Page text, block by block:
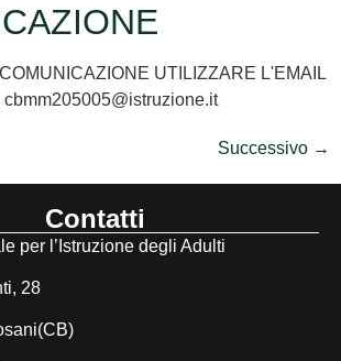
UTILIZZARE L'EMAIL
cbmm205005@istruzione.it
Successivo →
Contatti
per l’Istruzione degli Adulti
28